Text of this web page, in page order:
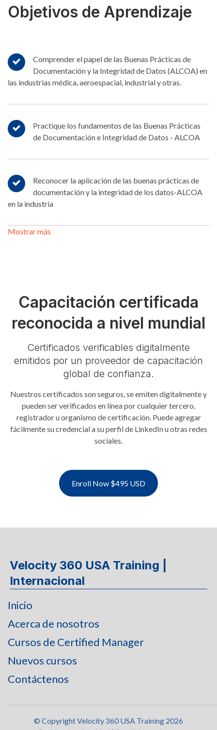
Objetivos de Aprendizaje
Comprender el papel de las Buenas Prácticas de
Documentación y la Integridad de Datos (ALCOA) en
las industrias médica, aeroespacial, industrial y otras.
Practique los fundamentos de las Buenas Prácticas
de Documentación e Integridad de Datos - ALCOA
Reconocer la aplicación de las buenas prácticas de
documentación y la integridad de los datos-ALCOA
en la industria
Mostrar más
Capacitación certificada
reconocida a nivel mundial
Certificados verificables digitalmente
emitidos por un proveedor de capacitación
global de confianza.
Nuestros certificados son seguros, se emiten digitalmente y
pueden ser verificados en línea por cualquier tercero,
registrador u organismo de certificación. Puede agregar
fácilmente su credencial a su perfil de LinkedIn u otras redes
sociales.
Enroll Now $495 USD
Velocity 360 USA Training |
Internacional
Inicio
Acerca de nosotros
Cursos de Certified Manager
Nuevos cursos
Contáctenos
© Copyright Velocity 360 USA Training 2026